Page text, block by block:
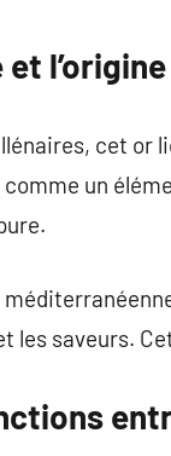
cet or
un
les saveurs.